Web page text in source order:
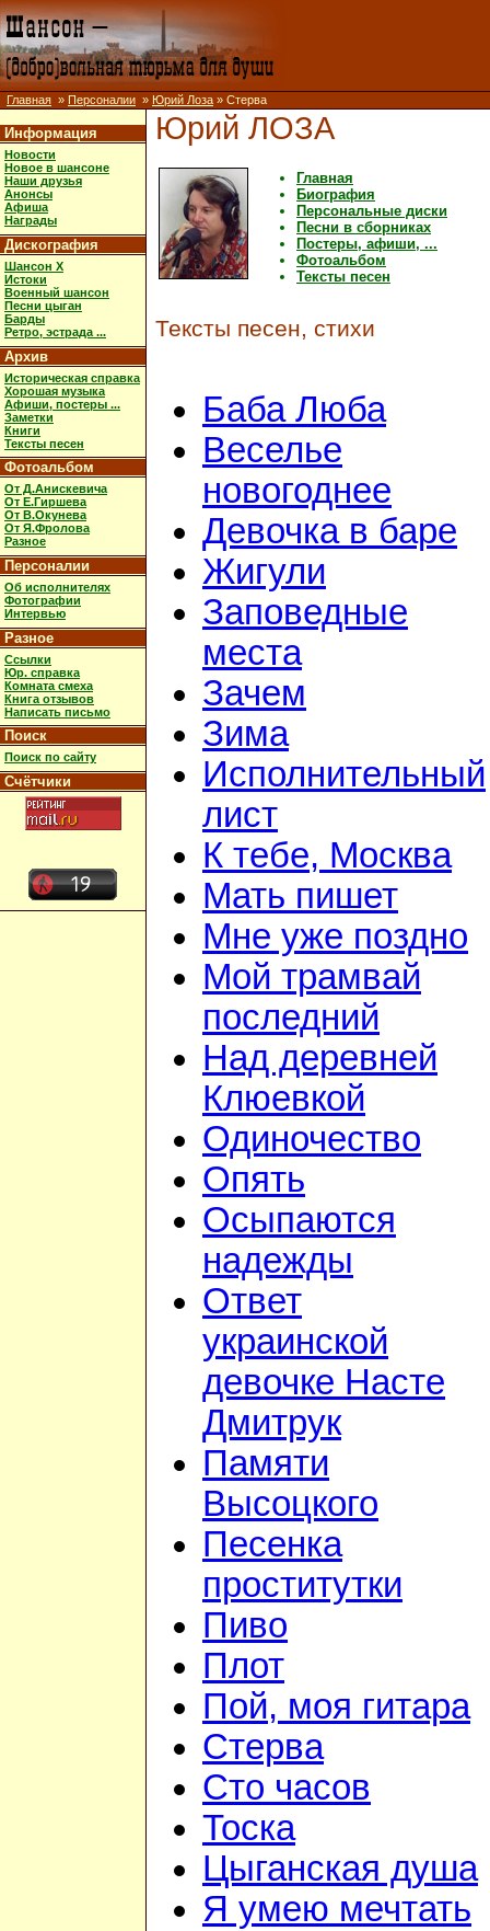
Главная » Персоналии » Юрий Лоза » Стерва
Информация
Новости
Новое в шансоне
Наши друзья
Анонсы
Афиша
Награды
Дискография
Шансон X
Истоки
Военный шансон
Песни цыган
Барды
Ретро, эстрада ...
Архив
Историческая справка
Хорошая музыка
Афиши, постеры ...
Заметки
Книги
Тексты песен
Фотоальбом
От Д.Анискевича
От Е.Гиршева
От В.Окунева
От Я.Фролова
Разное
Персоналии
Об исполнителях
Фотографии
Интервью
Разное
Ссылки
Юр. справка
Комната смеха
Книга отзывов
Написать письмо
Поиск
Поиск по сайту
Счётчики
Юрий ЛОЗА
Главная
Биография
Персональные диски
Песни в сборниках
Постеры, афиши, ...
Фотоальбом
Тексты песен
Тексты песен, стихи
Баба Люба
Веселье
новогоднее
Девочка в баре
Жигули
Заповедные
места
Зачем
Зима
Исполнительный
лист
К тебе, Москва
Мать пишет
Мне уже поздно
Мой трамвай
последний
Над деревней
Клюевкой
Одиночество
Опять
Осыпаются
надежды
Ответ
украинской
девочке Насте
Дмитрук
Памяти
Высоцкого
Песенка
проститутки
Пиво
Плот
Пой, моя гитара
Стерва
Сто часов
Тоска
Цыганская душа
Я умею мечтать